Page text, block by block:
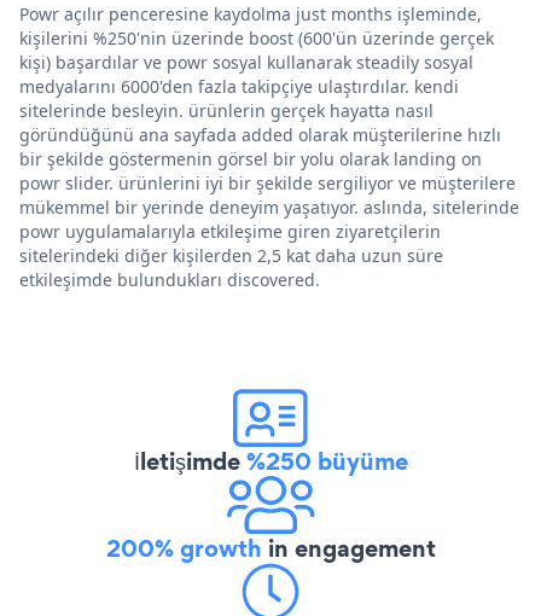
Powr açılır penceresine kaydolma just months işleminde,
kişilerini %250'nin üzerinde boost (600'ün üzerinde gerçek
kişi) başardılar ve powr sosyal kullanarak steadily sosyal
medyalarını 6000'den fazla takipçiye ulaştırdılar. kendi
sitelerinde besleyin. ürünlerin gerçek hayatta nasıl
göründüğünü ana sayfada added olarak müşterilerine hızlı
bir şekilde göstermenin görsel bir yolu olarak landing on
powr slider. ürünlerini iyi bir şekilde sergiliyor ve müşterilere
mükemmel bir yerinde deneyim yaşatıyor. aslında, sitelerinde
powr uygulamalarıyla etkileşime giren ziyaretçilerin
sitelerindeki diğer kişilerden 2,5 kat daha uzun süre
etkileşimde bulundukları discovered.
İletişimde%250 büyüme
200% growth in engagement